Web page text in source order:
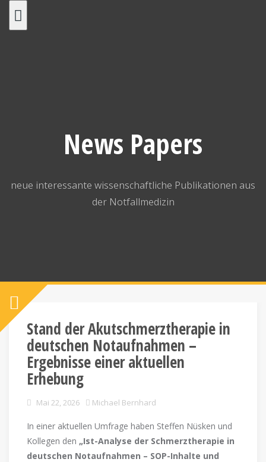
News Papers
neue interessante wissenschaftliche Publikationen aus
der Notfallmedizin
Stand der Akutschmerztherapie in
deutschen Notaufnahmen –
Ergebnisse einer aktuellen
Erhebung
Mai 22, 2026 Michael Bernhard
In einer aktuellen Umfrage haben Steffen Nüsken und
Kollegen den „Ist-Analyse der Schmerztherapie in
deutschen Notaufnahmen – SOP-Inhalte und